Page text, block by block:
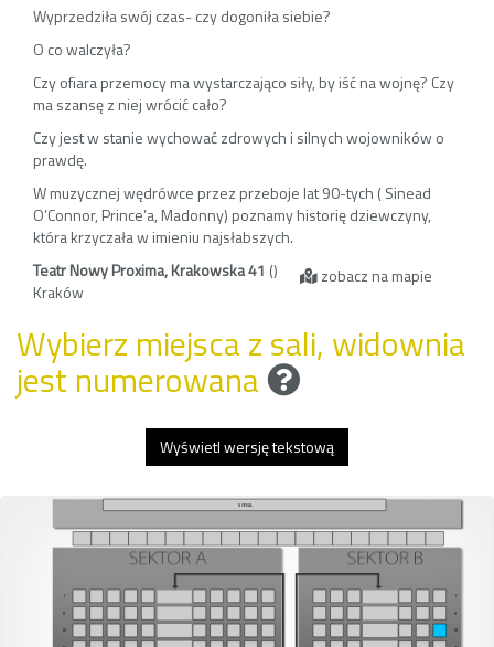
Wyprzedziła swój czas- czy dogoniła siebie?
O co walczyła?
Czy ofiara przemocy ma wystarczająco siły, by iść na wojnę? Czy
ma szansę z niej wrócić cało?
Czy jest w stanie wychować zdrowych i silnych wojowników o
prawdę.
W muzycznej wędrówce przez przeboje lat 90-tych ( Sinead
O’Connor, Prince’a, Madonny) poznamy historię dziewczyny,
która krzyczała w imieniu najsłabszych.
Teatr Nowy Proxima, Krakowska 41 ()
Kraków
zobacz na mapie
Wybierz miejsca z sali, widownia
jest numerowana
Wyświetl wersję tekstową